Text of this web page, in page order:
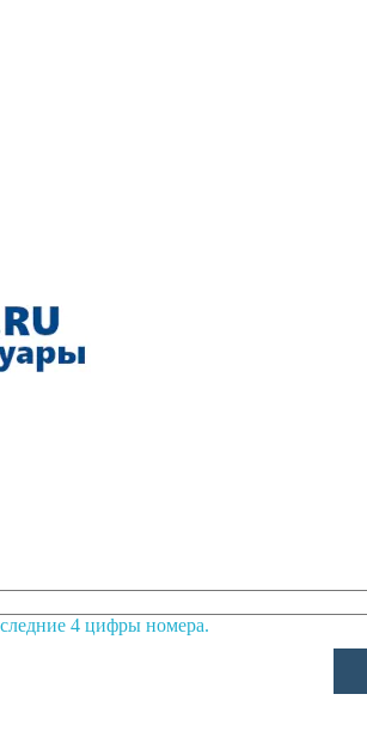
4 цифры номера.